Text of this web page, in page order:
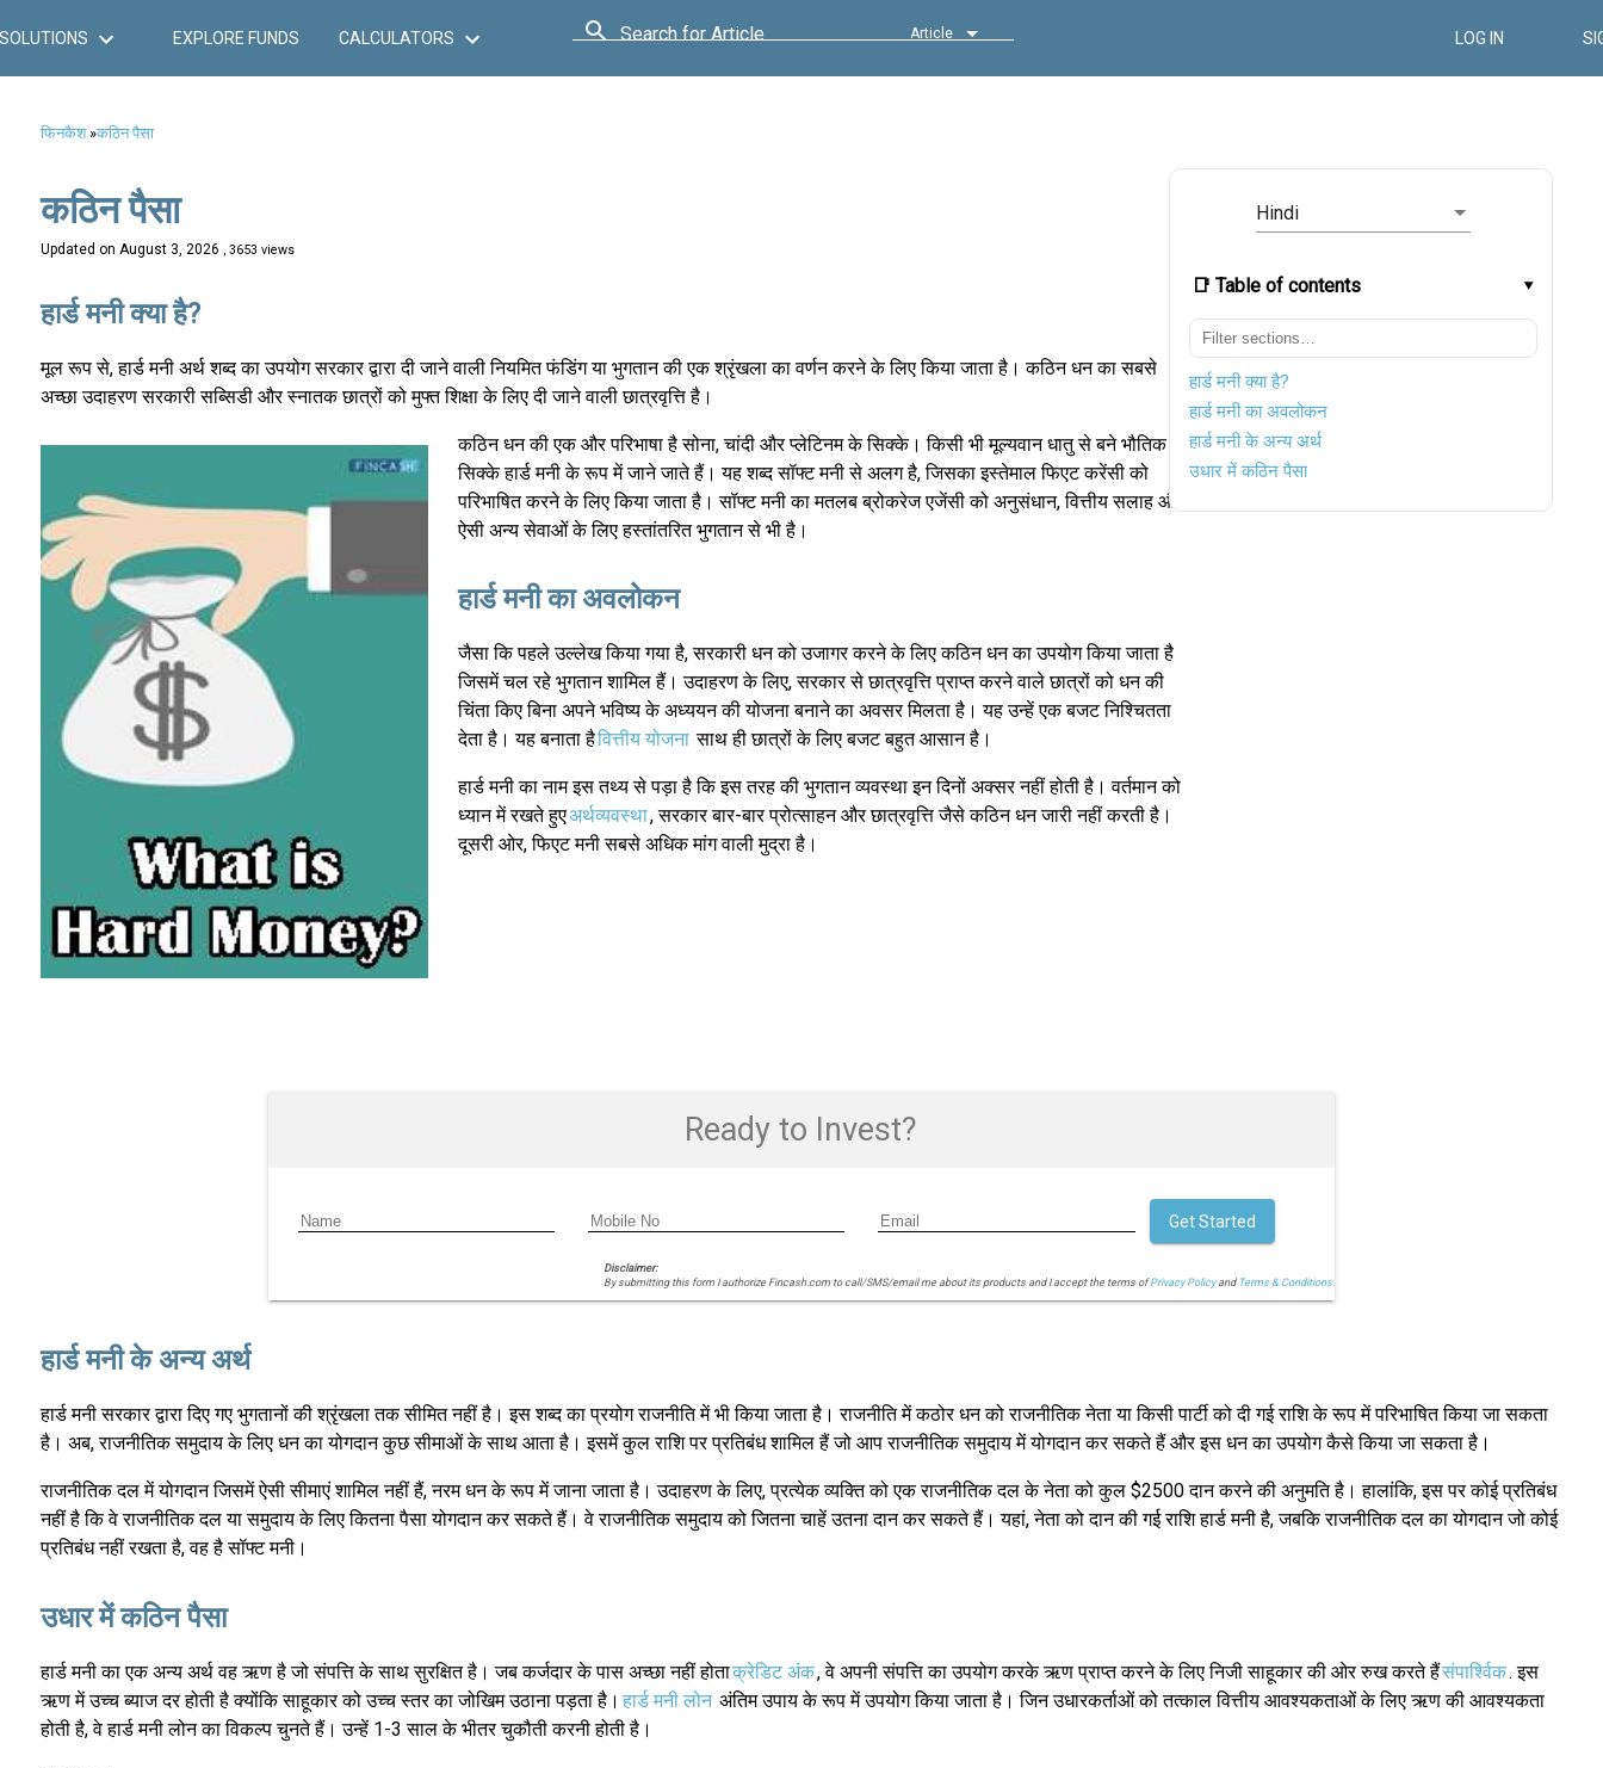
SOLUTIONS EXPLORE FUNDS CALCULATORS Search for Article Article LOG IN
फिनकैश»कठिन पैसा
Hindi
📑 Table of contents
हार्ड मनी क्या है?
हार्ड मनी का अवलोकन
हार्ड मनी के अन्य अर्थ
उधार में कठिन पैसा
कठिन पैसा
Updated on August 3, 2026 , 3653 views
हार्ड मनी क्या है?
मूल रूप से, हार्ड मनी अर्थ शब्द का उपयोग सरकार द्वारा दी जाने वाली नियमित फंडिंग या भुगतान की एक श्रृंखला का वर्णन करने के लिए किया जाता है। कठिन धन का सबसे
अच्छा उदाहरण सरकारी सब्सिडी और स्नातक छात्रों को मुफ्त शिक्षा के लिए दी जाने वाली छात्रवृत्ति है।
कठिन धन की एक और परिभाषा है सोना, चांदी और प्लेटिनम के सिक्के। किसी भी मूल्यवान धातु से बने भौतिक
सिक्के हार्ड मनी के रूप में जाने जाते हैं। यह शब्द सॉफ्ट मनी से अलग है, जिसका इस्तेमाल फिएट करेंसी को
परिभाषित करने के लिए किया जाता है। सॉफ्ट मनी का मतलब ब्रोकरेज एजेंसी को अनुसंधान, वित्तीय सलाह और
ऐसी अन्य सेवाओं के लिए हस्तांतरित भुगतान से भी है।
हार्ड मनी का अवलोकन
जैसा कि पहले उल्लेख किया गया है, सरकारी धन को उजागर करने के लिए कठिन धन का उपयोग किया जाता है
जिसमें चल रहे भुगतान शामिल हैं। उदाहरण के लिए, सरकार से छात्रवृत्ति प्राप्त करने वाले छात्रों को धन की
चिंता किए बिना अपने भविष्य के अध्ययन की योजना बनाने का अवसर मिलता है। यह उन्हें एक बजट निश्चितता
देता है। यह बनाता हैवित्तीय योजना साथ ही छात्रों के लिए बजट बहुत आसान है।
हार्ड मनी का नाम इस तथ्य से पड़ा है कि इस तरह की भुगतान व्यवस्था इन दिनों अक्सर नहीं होती है। वर्तमान को
ध्यान में रखते हुएअर्थव्यवस्था, सरकार बार-बार प्रोत्साहन और छात्रवृत्ति जैसे कठिन धन जारी नहीं करती है।
दूसरी ओर, फिएट मनी सबसे अधिक मांग वाली मुद्रा है।
Ready to Invest?
Disclaimer:
By submitting this form I authorize Fincash.com to call/SMS/email me about its products and I accept the terms ofPrivacy Policyand Terms & Conditions.
Get Started
हार्ड मनी के अन्य अर्थ
हार्ड मनी सरकार द्वारा दिए गए भुगतानों की श्रृंखला तक सीमित नहीं है। इस शब्द का प्रयोग राजनीति में भी किया जाता है। राजनीति में कठोर धन को राजनीतिक नेता या किसी पार्टी को दी गई राशि के रूप में परिभाषित किया जा सकता
है। अब, राजनीतिक समुदाय के लिए धन का योगदान कुछ सीमाओं के साथ आता है। इसमें कुल राशि पर प्रतिबंध शामिल हैं जो आप राजनीतिक समुदाय में योगदान कर सकते हैं और इस धन का उपयोग कैसे किया जा सकता है।
राजनीतिक दल में योगदान जिसमें ऐसी सीमाएं शामिल नहीं हैं, नरम धन के रूप में जाना जाता है। उदाहरण के लिए, प्रत्येक व्यक्ति को एक राजनीतिक दल के नेता को कुल $2500 दान करने की अनुमति है। हालांकि, इस पर कोई प्रतिबंध
नहीं है कि वे राजनीतिक दल या समुदाय के लिए कितना पैसा योगदान कर सकते हैं। वे राजनीतिक समुदाय को जितना चाहें उतना दान कर सकते हैं। यहां, नेता को दान की गई राशि हार्ड मनी है, जबकि राजनीतिक दल का योगदान जो कोई
प्रतिबंध नहीं रखता है, वह है सॉफ्ट मनी।
उधार में कठिन पैसा
हार्ड मनी का एक अन्य अर्थ वह ऋण है जो संपत्ति के साथ सुरक्षित है। जब कर्जदार के पास अच्छा नहीं होताक्रेडिट अंक, वे अपनी संपत्ति का उपयोग करके ऋण प्राप्त करने के लिए निजी साहूकार की ओर रुख करते हैंसंपार्श्विक. इस
ऋण में उच्च ब्याज दर होती है क्योंकि साहूकार को उच्च स्तर का जोखिम उठाना पड़ता है। हार्ड मनी लोन अंतिम उपाय के रूप में उपयोग किया जाता है। जिन उधारकर्ताओं को तत्काल वित्तीय आवश्यकताओं के लिए ऋण की आवश्यकता
होती है, वे हार्ड मनी लोन का विकल्प चुनते हैं। उन्हें 1-3 साल के भीतर चुकौती करनी होती है।